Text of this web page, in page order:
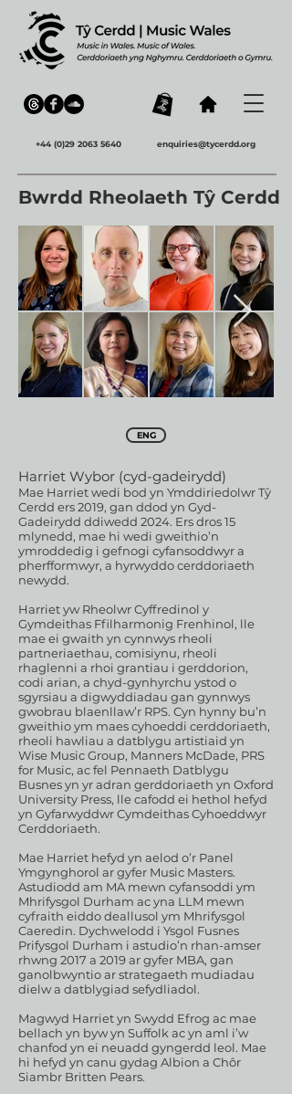
+44 (0)29 2063 5640 enquiries@tycerdd.org
Bwrdd Rheolaeth Tŷ Cerdd
ENG
Harriet Wybor (cyd-gadeirydd)
Mae Harriet wedi bod yn Ymddiriedolwr Tŷ
Cerdd ers 2019, gan ddod yn Gyd-
Gadeirydd ddiwedd 2024. Ers dros 15
mlynedd, mae hi wedi gweithio’n
ymroddedig i gefnogi cyfansoddwyr a
pherfformwyr, a hyrwyddo cerddoriaeth
newydd.
Harriet yw Rheolwr Cyffredinol y
Gymdeithas Ffilharmonig Frenhinol, lle
mae ei gwaith yn cynnwys rheoli
partneriaethau, comisiynu, rheoli
rhaglenni a rhoi grantiau i gerddorion,
codi arian, a chyd-gynhyrchu ystod o
sgyrsiau a digwyddiadau gan gynnwys
gwobrau blaenllaw’r RPS. Cyn hynny bu’n
gweithio ym maes cyhoeddi cerddoriaeth,
rheoli hawliau a datblygu artistiaid yn
Wise Music Group, Manners McDade, PRS
for Music, ac fel Pennaeth Datblygu
Busnes yn yr adran gerddoriaeth yn Oxford
University Press, lle cafodd ei hethol hefyd
yn Gyfarwyddwr Cymdeithas Cyhoeddwyr
Cerddoriaeth.
Mae Harriet hefyd yn aelod o’r Panel
Ymgynghorol ar gyfer Music Masters.
Astudiodd am MA mewn cyfansoddi ym
Mhrifysgol Durham ac yna LLM mewn
cyfraith eiddo deallusol ym Mhrifysgol
Caeredin. Dychwelodd i Ysgol Fusnes
Prifysgol Durham i astudio’n rhan-amser
rhwng 2017 a 2019 ar gyfer MBA, gan
ganolbwyntio ar strategaeth mudiadau
dielw a datblygiad sefydliadol.
Magwyd Harriet yn Swydd Efrog ac mae
bellach yn byw yn Suffolk ac yn aml i’w
chanfod yn ei neuadd gyngerdd leol. Mae
hi hefyd yn canu gydag Albion a Chôr
Siambr Britten Pears.